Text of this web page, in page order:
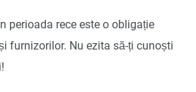
perioada rece este o obligație
furnizorilor. Nu ezita să-ți cunoști